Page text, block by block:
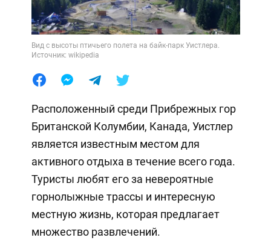
Вид с высоты птичьего полета на байк-парк Уистлера.
Источник: wikipedia
Расположенный среди Прибрежных гор
Британской Колумбии, Канада, Уистлер
является известным местом для
активного отдыха в течение всего года.
Туристы любят его за невероятные
горнолыжные трассы и интересную
местную жизнь, которая предлагает
множество развлечений.